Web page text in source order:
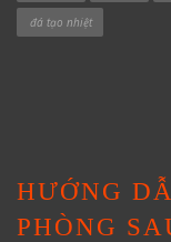
đá tạo nhiệt
HƯỚNG
PHÒNG